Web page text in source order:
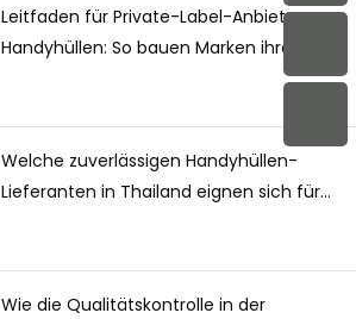
Leitfaden für Private-Label-Anbieter von
Handyhüllen: So bauen Marken ihre
Welche zuverlässigen Handyhüllen-
Lieferanten in Thailand eignen sich für
Wie die Qualitätskontrolle in der